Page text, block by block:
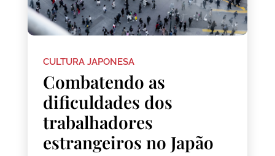
CULTURA JAPONESA
Combatendo as
dificuldades dos
trabalhadores
estrangeiros no Japão